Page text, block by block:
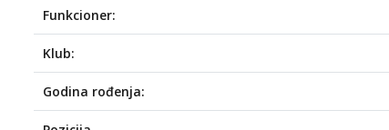
Funkcioner:
Klub:
Godina rođenja: